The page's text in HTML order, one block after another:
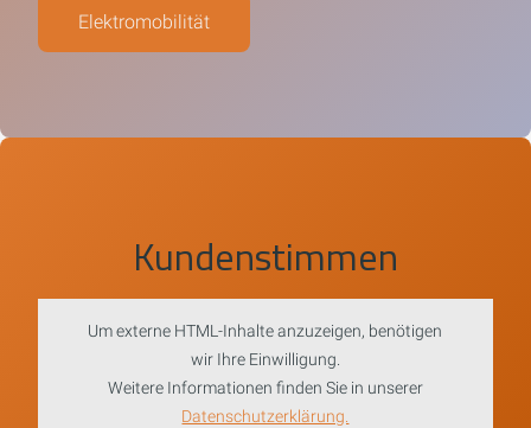
Elektromobilität
Kundenstimmen
Um externe HTML-Inhalte anzuzeigen, benötigen
wir Ihre Einwilligung.
Weitere Informationen finden Sie in unserer
Datenschutzerklärung.